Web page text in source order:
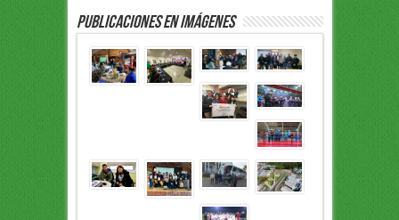
Publicaciones en Imágenes